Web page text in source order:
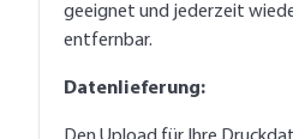
geeignet und jederzeit
entfernbar.
Datenlieferung: